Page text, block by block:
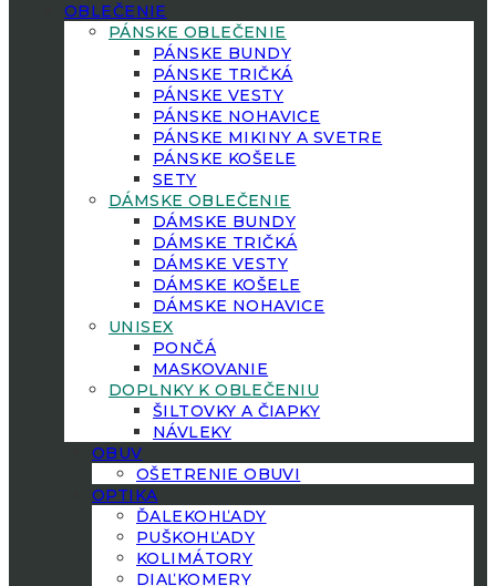
OBLEČENIE
PÁNSKE OBLEČENIE
PÁNSKE BUNDY
PÁNSKE TRIČKÁ
PÁNSKE VESTY
PÁNSKE NOHAVICE
PÁNSKE MIKINY A SVETRE
PÁNSKE KOŠELE
SETY
DÁMSKE OBLEČENIE
DÁMSKE BUNDY
DÁMSKE TRIČKÁ
DÁMSKE VESTY
DÁMSKE KOŠELE
DÁMSKE NOHAVICE
UNISEX
PONČÁ
MASKOVANIE
DOPLNKY K OBLEČENIU
ŠILTOVKY A ČIAPKY
NÁVLEKY
OBUV
OŠETRENIE OBUVI
OPTIKA
ĎALEKOHĽADY
PUŠKOHĽADY
KOLIMÁTORY
DIAĽKOMERY